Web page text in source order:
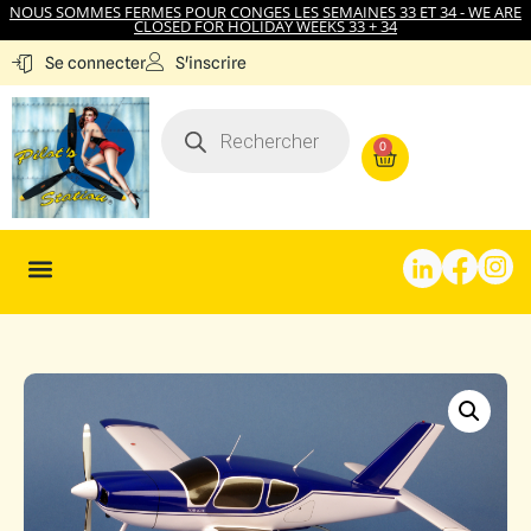
NOUS SOMMES FERMES POUR CONGES LES SEMAINES 33 ET 34 - WE ARE
CLOSED FOR HOLIDAY WEEKS 33 + 34
Se connecter S'inscrire
0